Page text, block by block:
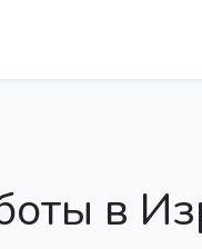
в